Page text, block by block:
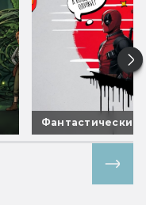
Фантастические